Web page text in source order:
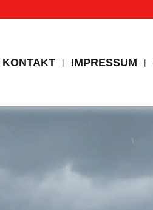
KONTAKT IMPRESSUM